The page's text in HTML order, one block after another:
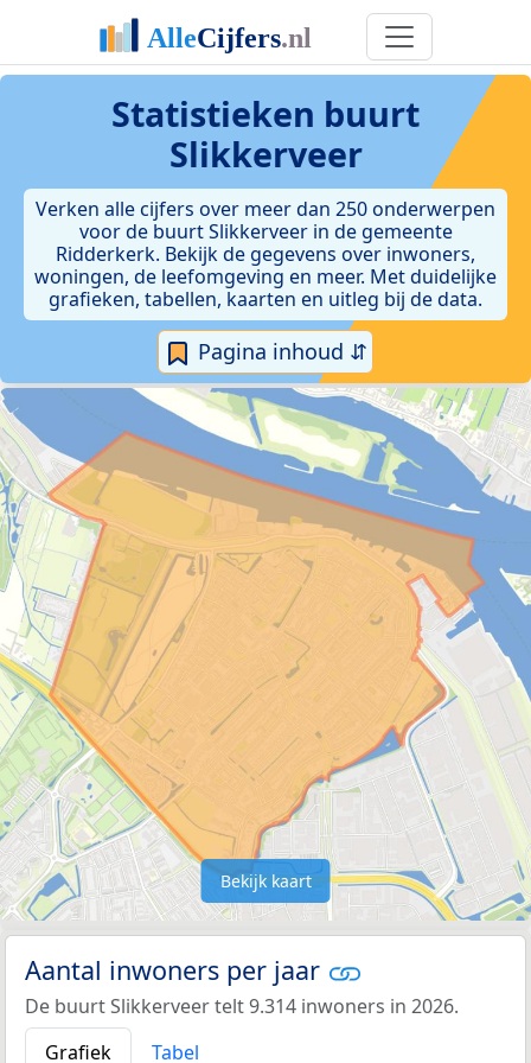
Statistieken buurt
Slikkerveer
Verken alle cijfers over meer dan 250 onderwerpen
voor de buurt Slikkerveer in de gemeente
Ridderkerk. Bekijk de gegevens over inwoners,
woningen, de leefomgeving en meer. Met duidelijke
grafieken, tabellen, kaarten en uitleg bij de data.
Pagina inhoud ⇵
Bekijk kaart
Aantal inwoners per jaar
De buurt Slikkerveer telt 9.314 inwoners in 2026.
Grafiek
Tabel